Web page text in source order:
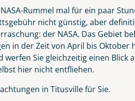
diese Reise
USA Florida Highlights mit
Rummel mal für ein paar
nicht günstig, aber
der NASA. Das Gebiet
in der Zeit von April bis Oktober
Sie gleichzeitig einen Blick
hier nicht entfliehen.
in Titusville für Sie.
Anzahl Kinder